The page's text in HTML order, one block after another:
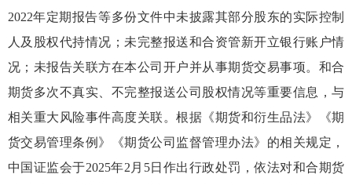
2022年定期报告等多份文件中未披露其部分股东的实际控制
人及股权代持情况；未完整报送和合资管新开立银行账户情
况；未报告关联方在本公司 开户并从事期货交易事项。 和合
期货多次不真实、不完整报送公司股权情况等重要信息，与
相关重大风险事件高度关联。根据 《期货和衍生品法》《期
货交易管理条例》
《期货公司监督管理办法》的相关规定，
中国证监会于2025年2月5日作出行政处罚，依法对和合期货